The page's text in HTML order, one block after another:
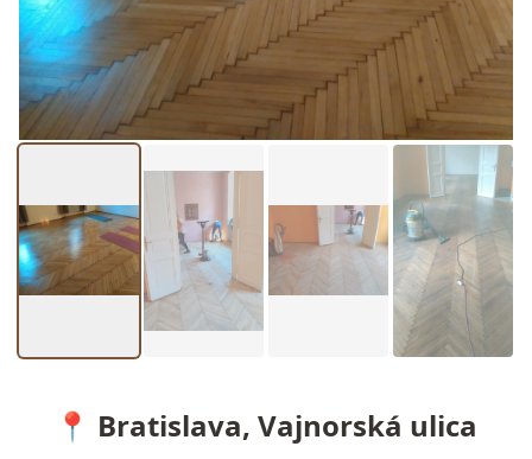
📍 Bratislava, Vajnorská ulica